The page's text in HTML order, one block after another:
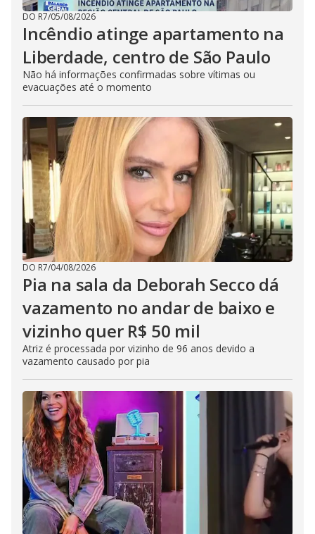
DO R7/05/08/2026
Incêndio atinge apartamento na
Liberdade, centro de São Paulo
Não há informações confirmadas sobre vítimas ou
evacuações até o momento
DO R7/04/08/2026
Pia na sala da Deborah Secco dá
vazamento no andar de baixo e
vizinho quer R$ 50 mil
Atriz é processada por vizinho de 96 anos devido a
vazamento causado por pia